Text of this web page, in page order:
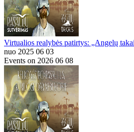
Virtualios realybės patirtys: „Angelų
nuo 2025 06 03
Events on 2026 06 08